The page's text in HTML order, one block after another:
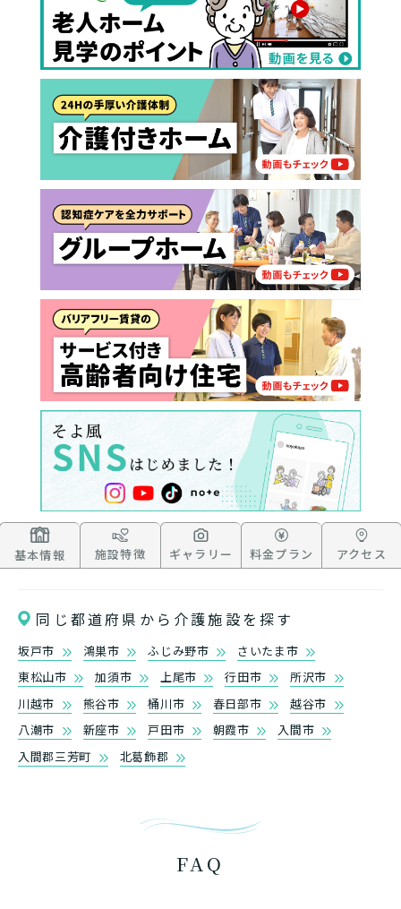
その他
0円
（非課税）
ー
基本情報 施設特徴 ギャラリー 料金プラン アクセス
同じ都道府県から介護施設を探す
坂戸市 鴻巣市 ふじみ野市
さいたま市
東松山市
加須市 上尾市 行田市
所沢市
川越市
熊谷市 桶川市 春日部市
越谷市
八潮市
新座市 戸田市 朝霞市
入間市
入間郡三芳町
北葛飾郡
FAQ
あなたに適しているのは?
介護保険サービスは20種類以上あり、それぞれ
用途やご利用目的が違います。
「どのサービスを使ったらいいのかわからな
い!」という方は、まずはどんなサービスがあ
なたに適しているのか簡単にチェックしてみま
しょう!
最大4つの質問に答えていただくだけ
で、おすすめの介護保険サービスを紹介しま
す。
診断スタート
要介護認定を受け、要支援１～２、
要介護１～５、いずれかの判定を受
けていますか？
はい
いいえ or
非該当(自立)
と判定された
ご自宅で生活しながら介護サービス
を使いたいですか？
老人ホームなどの施設に移り住みた
いですか？
自宅で生活しながら
使いたい
施設へ移り住みたい
現在、日常生活を送るうえで誰かの
介護などサポートが必要ですか？
必要
必要ない
介護スタッフにご自宅に来てもらい
たいですか？
介護施設へ通いたいですか？
通いたい
来てもらいたい
認知症の診断を受けていますか？
または物忘れなど認知症の疑いはあ
りますか？
いいえ
日帰りで使いたいですか？
一時的に宿泊したいですか？
日帰りで使いたい
一時的に宿泊したい
要支援１～２・要介護１～２です
か？
要介護３～５ですか？
要支援１～２
要介護１～２
要介護３～５